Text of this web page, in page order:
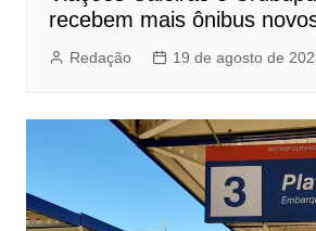
recebem mais ônibus
Redação 19 de agosto de